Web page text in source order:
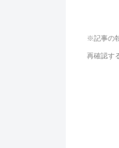
※記事の
再確認す